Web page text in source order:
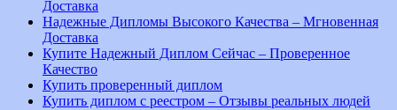
Доставка
Надежные Дипломы Высокого Качества – Мгновенная
Доставка
Купите Надежный Диплом Сейчас – Проверенное
Качество
Купить проверенный диплом
Купить диплом с реестром – Отзывы реальных людей